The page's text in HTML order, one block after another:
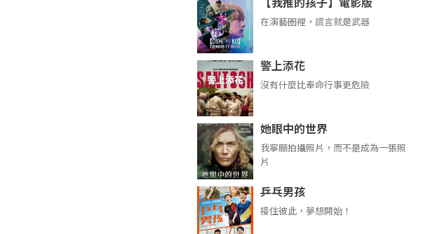
在演藝圈裡，謊言就是武器
警上添花
沒有什麼比奉命行事更危險
她眼中的世界
我寧願拍攝照片，而不是成為一張照
片
乒乓男孩
接住彼此，夢想開始！